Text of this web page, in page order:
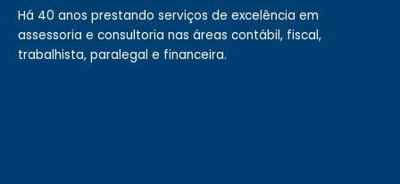
Há 40 anos prestando serviços de excelência em
assessoria e consultoria nas áreas contábil, fiscal,
trabalhista, paralegal e financeira.